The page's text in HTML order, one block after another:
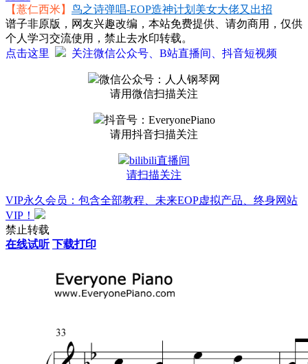
【薏仁西米】 鸟之诗弹唱-EOP造神计划美女大佬又出招
谱子非原版，网友兴趣改编，本站免费提供、请勿商用，仅供
个人学习交流使用，禁止去水印转载。
点击这里
关注微信公众号、B站直播间、抖音短视频
微信公众号：人人钢琴网
请用微信扫描关注
抖音号：EveryonePiano
请用抖音扫描关注
bilibili直播间
请扫描关注
VIP永久会员：包含全部教程、未来EOP虚拟产品、终身网站
VIP！
禁止转载
在线试听 下载打印